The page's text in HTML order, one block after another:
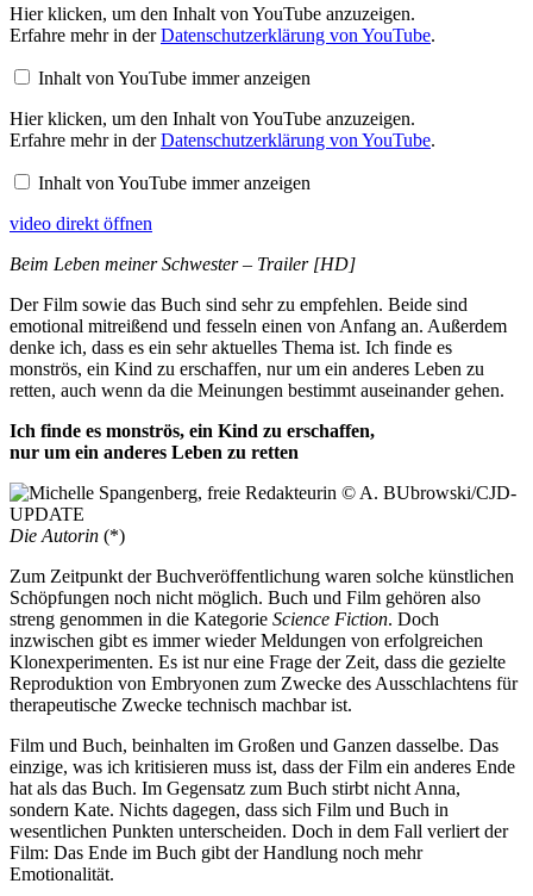
Inhalt
von
YouTube
Hier klicken, um den Inhalt von YouTube anzuzeigen.
Erfahre mehr in derDatenschutzerklärung von YouTube.
Inhalt von YouTube immer anzeigen
Inhalt
von
YouTube
Hier klicken, um den Inhalt von YouTube anzuzeigen.
Erfahre mehr in derDatenschutzerklärung von YouTube.
Inhalt von YouTube immer anzeigen
video direkt öffnen
Beim Leben meiner Schwester – Trailer [HD]
Der Film sowie das Buch sind sehr zu empfehlen. Beide sind
emotional mitreißend und fesseln einen von Anfang an. Außerdem
denke ich, dass es ein sehr aktuelles Thema ist. Ich finde es
monströs, ein Kind zu erschaffen, nur um ein anderes Leben zu
retten, auch wenn da die Meinungen bestimmt auseinander gehen.
Ich finde es monströs, ein Kind zu erschaffen,
nur um ein anderes Leben zu retten
Die Autorin (*)
Zum Zeitpunkt der Buchveröffentlichung waren solche künstlichen
Schöpfungen noch nicht möglich. Buch und Film gehören also
streng genommen in die Kategorie Science Fiction. Doch
inzwischen gibt es immer wieder Meldungen von erfolgreichen
Klonexperimenten. Es ist nur eine Frage der Zeit, dass die gezielte
Reproduktion von Embryonen zum Zwecke des Ausschlachtens für
therapeutische Zwecke technisch machbar ist.
Film und Buch, beinhalten im Großen und Ganzen dasselbe. Das
einzige, was ich kritisieren muss ist, dass der Film ein anderes Ende
hat als das Buch. Im Gegensatz zum Buch stirbt nicht Anna,
sondern Kate. Nichts dagegen, dass sich Film und Buch in
wesentlichen Punkten unterscheiden. Doch in dem Fall verliert der
Film: Das Ende im Buch gibt der Handlung noch mehr
Emotionalität.